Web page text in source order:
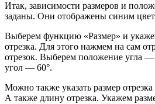
Итак, зависимости размеров и
заданы. Они отображены синим
Выберем функцию «Размер» и
отрезка. Для этого нажмем на сам
отрезок. Выберем положение угла
угол — 60°.
Можно также указать размер
А также длину отрезка. Укажем